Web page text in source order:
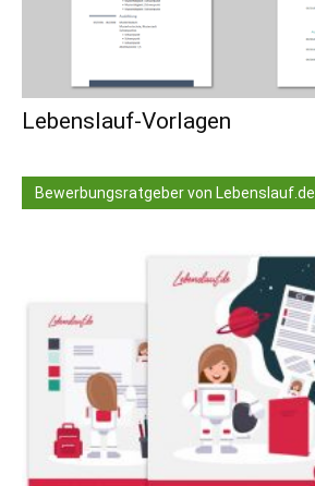
Lebenslauf-Vorlagen
Bewerbungsratgeber von Lebenslauf.de